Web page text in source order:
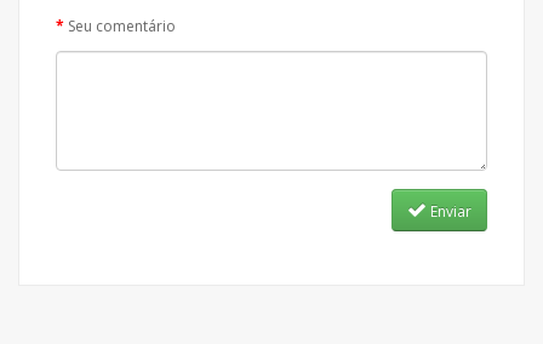
Seu comentário
Enviar